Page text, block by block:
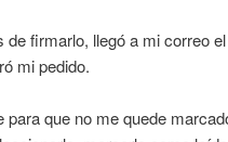
firmarlo, llegó a mi correo
mi pedido.
que no me quede